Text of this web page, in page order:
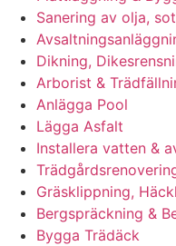
Sanering av olja,
Dikning,
Arborist &
Anlägga Pool
Lägga Asfalt
Installera vatten &
Gräsklippning,
Bergspräckning &
Bygga Trädäck